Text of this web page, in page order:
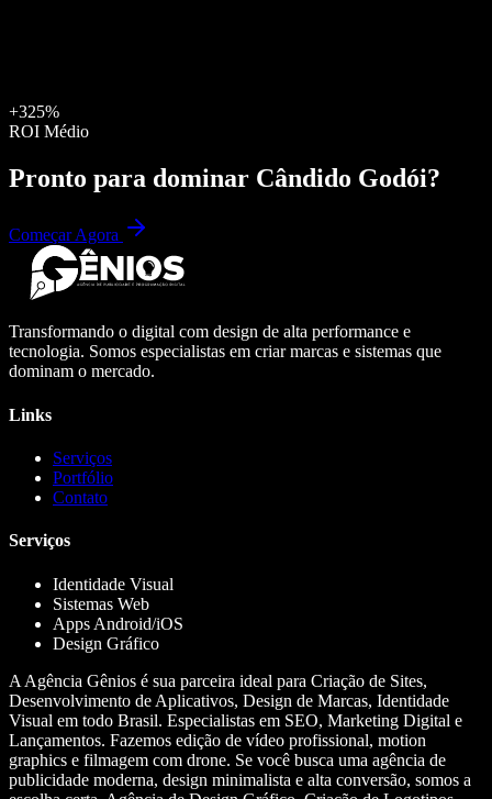
+325%
ROI Médio
Pronto para dominar Cândido Godói?
Começar Agora
Transformando o digital com design de alta performance e
tecnologia. Somos especialistas em criar marcas e sistemas que
dominam o mercado.
Links
Serviços
Portfólio
Contato
Serviços
Identidade Visual
Sistemas Web
Apps Android/iOS
Design Gráfico
A Agência Gênios é sua parceira ideal para Criação de Sites,
Desenvolvimento de Aplicativos, Design de Marcas, Identidade
Visual em todo Brasil. Especialistas em SEO, Marketing Digital e
Lançamentos. Fazemos edição de vídeo profissional, motion
graphics e filmagem com drone. Se você busca uma agência de
publicidade moderna, design minimalista e alta conversão, somos a